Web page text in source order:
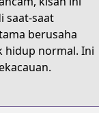
saat-saat
berusaha
hidup normal. Ini